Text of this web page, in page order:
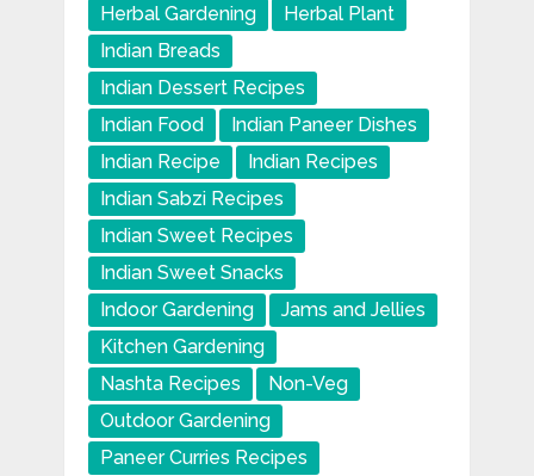
Herbal Gardening
Herbal Plant
Indian Breads
Indian Dessert Recipes
Indian Food
Indian Paneer Dishes
Indian Recipe
Indian Recipes
Indian Sabzi Recipes
Indian Sweet Recipes
Indian Sweet Snacks
Indoor Gardening
Jams and Jellies
Kitchen Gardening
Nashta Recipes
Non-Veg
Outdoor Gardening
Paneer Curries Recipes